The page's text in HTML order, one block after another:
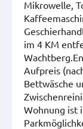
Mikrowelle,
im 4 KM
Aufpreis
Bettwäsche
Wohnung ist